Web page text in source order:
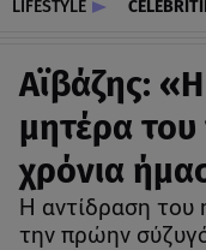
LIFESTYLE
Αϊβάζης:
μητέρα του
χρόνια
Η αντίδραση του
την πρώην